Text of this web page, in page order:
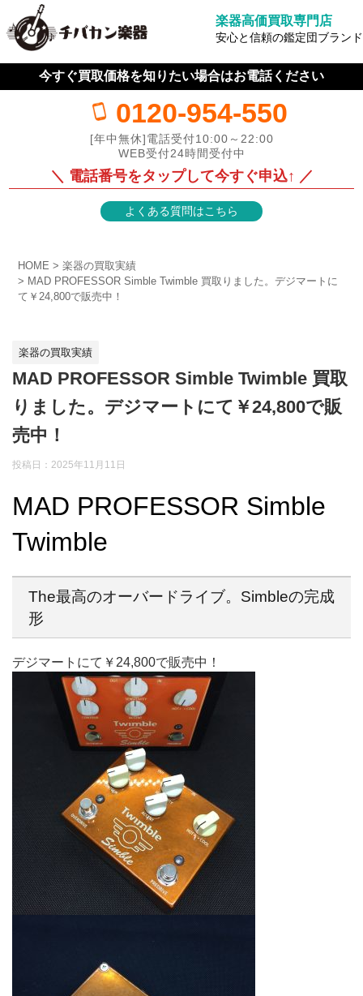
楽器高価買取専門店
安心と信頼の鑑定団ブランド
今すぐ買取価格を知りたい場合はお電話ください
0120-954-550
[年中無休]電話受付10:00～22:00
WEB受付24時間受付中
＼ 電話番号をタップして今すぐ申込↑ ／
よくある質問はこちら
HOME
楽器の買取実績
MAD PROFESSOR Simble Twimble 買取りました。デジマートに
て￥24,800で販売中！
楽器の買取実績
MAD PROFESSOR Simble Twimble 買取
りました。デジマートにて￥24,800で販
売中！
投稿日：2025年11月11日
MAD PROFESSOR Simble
Twimble
The最高のオーバードライブ。Simbleの完成
形
デジマートにて￥24,800で販売中！